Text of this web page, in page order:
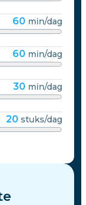
60 min/dag
60 min/dag
30 min/dag
20 stuks/dag